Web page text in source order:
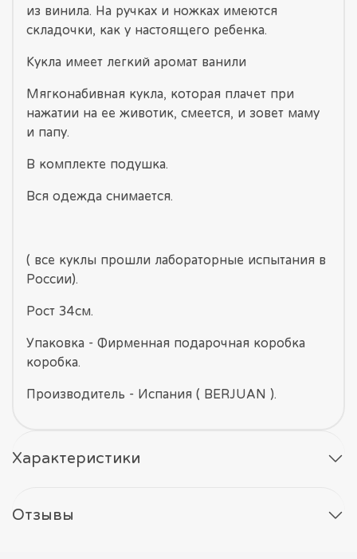
из винила. На ручках и ножках имеются
складочки, как у настоящего ребенка.
Кукла имеет легкий аромат ванили
Мягконабивная кукла, которая плачет при
нажатии на ее животик, смеется, и зовет маму
и папу.
В комплекте подушка.
Вся одежда снимается.
( все куклы прошли лабораторные испытания в
России).
Рост 34см.
Упаковка - Фирменная подарочная коробка
коробка.
Производитель - Испания ( BERJUAN ).
Характеристики
Отзывы